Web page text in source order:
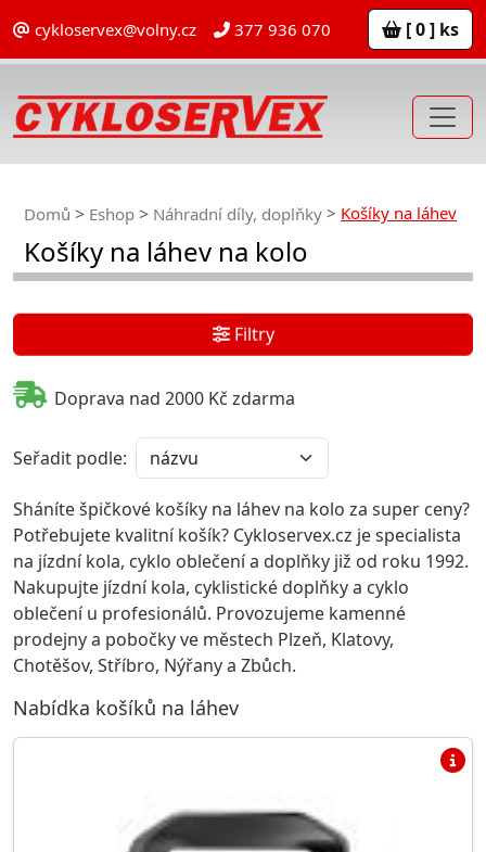
cykloservex@volny.cz 377 936 070 [ 0 ] ks
Domů Eshop Náhradní díly, doplňky Košíky na láhev
Košíky na láhev na kolo
Filtry
Doprava nad 2000 Kč zdarma
Seřadit podle:
Sháníte špičkové košíky na láhev na kolo za super ceny?
Potřebujete kvalitní košík? Cykloservex.cz je specialista
na jízdní kola, cyklo oblečení a doplňky již od roku 1992.
Nakupujte jízdní kola, cyklistické doplňky a cyklo
oblečení u profesionálů. Provozujeme kamenné
prodejny a pobočky ve městech Plzeň, Klatovy,
Chotěšov, Stříbro, Nýřany a Zbůch.
Nabídka košíků na láhev